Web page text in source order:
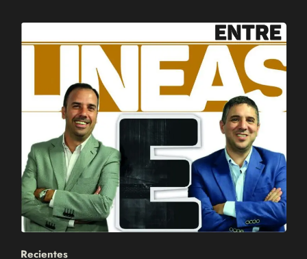
Recientes